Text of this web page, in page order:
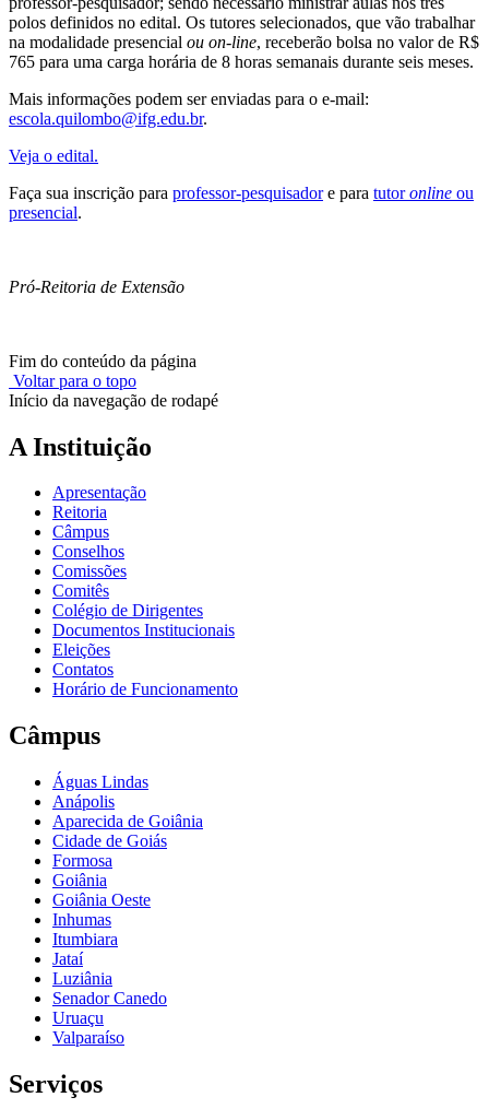
polos definidos no edital. Os tutores selecionados, que vão trabalhar
na modalidade presencial ou on-line, receberão bolsa no valor de R$
765 para uma carga horária de 8 horas semanais durante seis meses.
Mais informações podem ser enviadas para o e-mail:
escola.quilombo@ifg.edu.br.
Veja o edital.
Faça sua inscrição para professor-pesquisadore para tutoronline ou
presencial.
Pró-Reitoria de Extensão
Fim do conteúdo da página
Voltar para o topo
Início da navegação de rodapé
A Instituição
Apresentação
Reitoria
Câmpus
Conselhos
Comissões
Comitês
Colégio de Dirigentes
Documentos Institucionais
Eleições
Contatos
Horário de Funcionamento
Câmpus
Águas Lindas
Anápolis
Aparecida de Goiânia
Cidade de Goiás
Formosa
Goiânia
Goiânia Oeste
Inhumas
Itumbiara
Jataí
Luziânia
Senador Canedo
Uruaçu
Valparaíso
Serviços